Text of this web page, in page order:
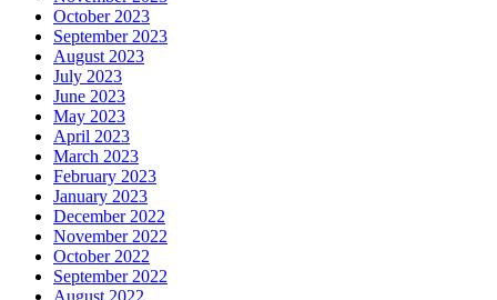
October 2023
September 2023
August 2023
July 2023
June 2023
May 2023
April 2023
March 2023
February 2023
January 2023
December 2022
November 2022
October 2022
September 2022